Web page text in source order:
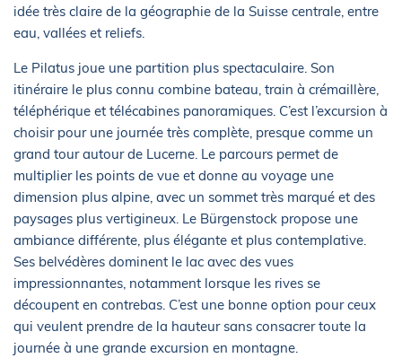
idée très claire de la géographie de la Suisse centrale, entre
eau, vallées et reliefs.
Le Pilatus joue une partition plus spectaculaire. Son
itinéraire le plus connu combine bateau, train à crémaillère,
téléphérique et télécabines panoramiques. C’est l’excursion à
choisir pour une journée très complète, presque comme un
grand tour autour de Lucerne. Le parcours permet de
multiplier les points de vue et donne au voyage une
dimension plus alpine, avec un sommet très marqué et des
paysages plus vertigineux. Le Bürgenstock propose une
ambiance différente, plus élégante et plus contemplative.
Ses belvédères dominent le lac avec des vues
impressionnantes, notamment lorsque les rives se
découpent en contrebas. C’est une bonne option pour ceux
qui veulent prendre de la hauteur sans consacrer toute la
journée à une grande excursion en montagne.